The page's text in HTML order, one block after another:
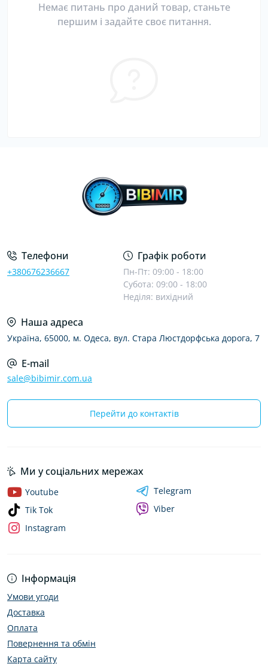
Немає питань про даний товар, станьте
першим і задайте своє питання.
Телефони
+380676236667
Графік роботи
Пн-Пт: 09:00 - 18:00
Субота: 09:00 - 18:00
Неділя: вихідний
Наша адреса
Україна, 65000, м. Одеса, вул. Стара Люстдорфська дорога, 7
E-mail
sale@bibimir.com.ua
Перейти до контактів
Інформація
Умови угоди
Доставка
Оплата
Повернення та обмін
Карта сайту
Ми у соціальних мережах
Youtube
Tik Tok
Instagram
Telegram
Viber